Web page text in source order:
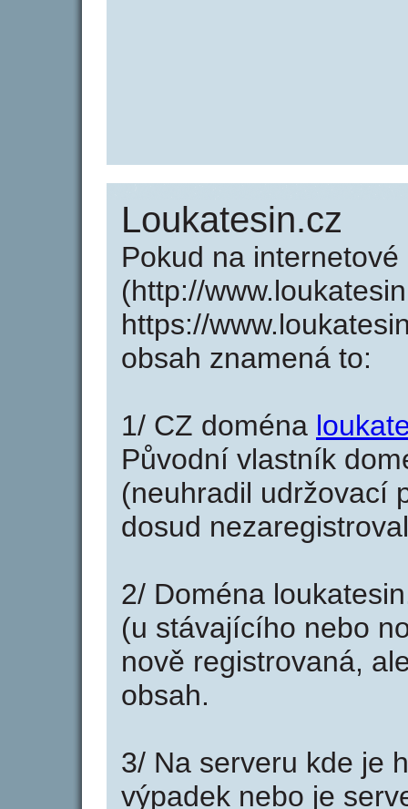
Loukatesin.cz
Pokud na
(http://
https://
obsah znamená to:
1/ CZ doména
Původní vlastník
(neuhradil udržovací
dosud
2/ Doména
(u stávajícího nebo
nově registrovaná,
obsah.
3/ Na serveru kde je
výpadek nebo je